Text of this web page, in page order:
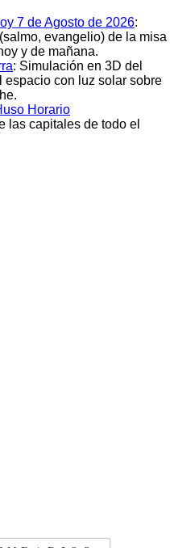
7 de Agosto de 2026:
evangelio) de la misa
y de mañana.
: Simulación en 3D del
espacio con luz solar sobre
Horario
las capitales de todo el